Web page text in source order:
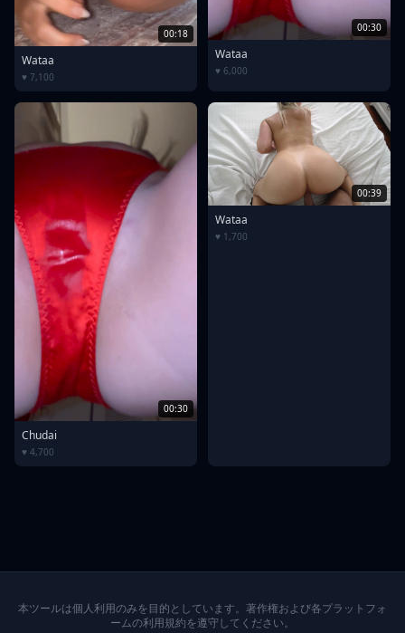
00:18
Wataa
♥ 7,100
00:30
Wataa
♥ 6,000
00:30
Chudai
♥ 4,700
00:39
Wataa
♥ 1,700
本ツールは個人利用のみを目的としています。著作権および各プラットフォ
ームの利用規約を遵守してください。